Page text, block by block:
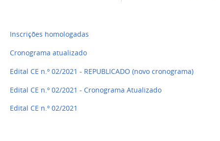
Inscrições homologadas
Cronograma atualizado
Edital CE n.º 02/2021 - REPUBLICADO (novo cronograma)
Edital CE n.º 02/2021 - Cronograma Atualizado
Edital CE n.º 02/2021